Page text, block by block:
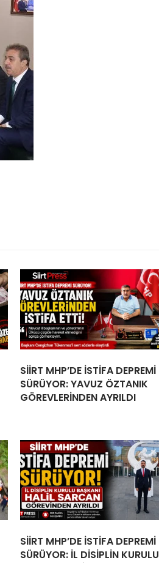
SİİRT MHP’DE İSTİFA DEPREMİ
SÜRÜYOR: YAVUZ ÖZTANIK
GÖREVLERİNDEN AYRILDI
SİİRT MHP’DE İSTİFA DEPREMİ
SÜRÜYOR: İL DİSİPLİN KURULU